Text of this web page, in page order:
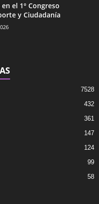
el 1° Congreso
y Ciudadanía
7528
432
361
147
124
99
58